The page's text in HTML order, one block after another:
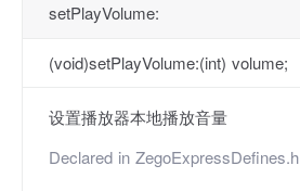
setPlayVolume:
(void)setPlayVolume:(int) volume;
设置播放器本地播放音量
Declared in ZegoExpressDefines.h